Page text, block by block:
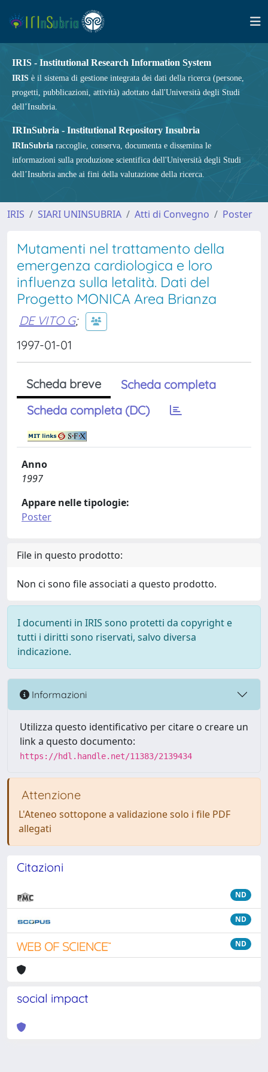
IRIS - Institutional Research Information System
IRIS è il sistema di gestione integrata dei dati della ricerca (persone,
progetti, pubblicazioni, attività) adottato dall'Università degli Studi
dell’Insubria.
IRInSubria - Institutional Repository Insubria
IRInSubria raccoglie, conserva, documenta e dissemina le
informazioni sulla produzione scientifica dell'Università degli Studi
dell’Insubria anche ai fini della valutazione della ricerca.
IRIS SIARI UNINSUBRIA Atti di Convegno Poster
Mutamenti nel trattamento della
emergenza cardiologica e loro
influenza sulla letalità. Dati del
Progetto MONICA Area Brianza
DE VITO G;
1997-01-01
Scheda breve
Scheda completa
Scheda completa (DC)
Anno
1997
Appare nelle tipologie:
Poster
File in questo prodotto:
Non ci sono file associati a questo prodotto.
I documenti in IRIS sono protetti da copyright e
tutti i diritti sono riservati, salvo diversa
indicazione.
Informazioni
Utilizza questo identificativo per citare o creare un
link a questo documento:
https://hdl.handle.net/11383/2139434
Attenzione
L'Ateneo sottopone a validazione solo i file PDF
allegati
Citazioni
ND
ND
ND
social impact